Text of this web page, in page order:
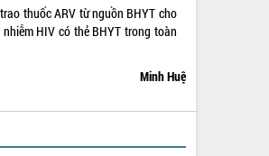
thuốc ARV từ nguồn BHYT cho
HIV có thẻ BHYT trong toàn
Minh Huệ